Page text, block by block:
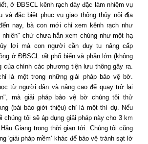
ở ĐBSCL kênh rạch dày đặc làm nhiệm vụ
và đặc biệt phục vụ giao thông thủy nội địa
nay, bà con mới chỉ xem kênh rạch như
nhiên" chứ chưa hẳn xem chúng như một hạ
lợi mà con người cần duy tu nâng cấp
ở ĐBSCL rất phổ biến và phần lớn (không
của chính các phương tiện lưu thông gây ra.
là một trong những giải pháp bảo vệ bờ.
từ người dân và nâng cao để quay trở lại
mà giải pháp bảo vệ bờ chúng tôi thử
(bài báo giới thiệu) chỉ là một thí dụ. Nếu
chúng tôi sẽ áp dụng giải pháp này cho 3 km
Giang trong thời gian tới. Chúng tôi cũng
'giải pháp mềm' khác để bảo vệ tránh sạt lờ